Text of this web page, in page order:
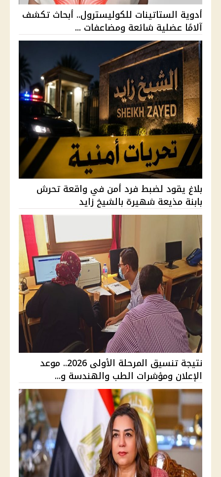
أدوية الستاتينات للكوليسترول.. أبحاث تكشف
آلامًا عضلية شائعة ومضاعفات ...
بلاغ يقود لضبط فرد أمن في واقعة تحرش
بابنة مذيعة شهيرة بالشيخ زايد
نتيجة تنسيق المرحلة الأولى 2026.. موعد
الإعلان ومؤشرات الطب والهندسة و...